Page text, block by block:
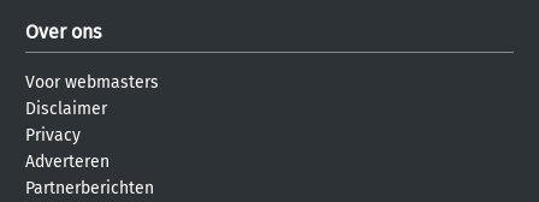
Over ons
Voor webmasters
Disclaimer
Privacy
Adverteren
Partnerberichten